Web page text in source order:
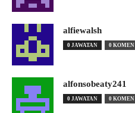
alfiewalsh
0 JAWATAN 0 KOMEN
alfonsobeaty241
0 JAWATAN 0 KOMEN